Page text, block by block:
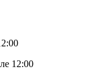
12:00